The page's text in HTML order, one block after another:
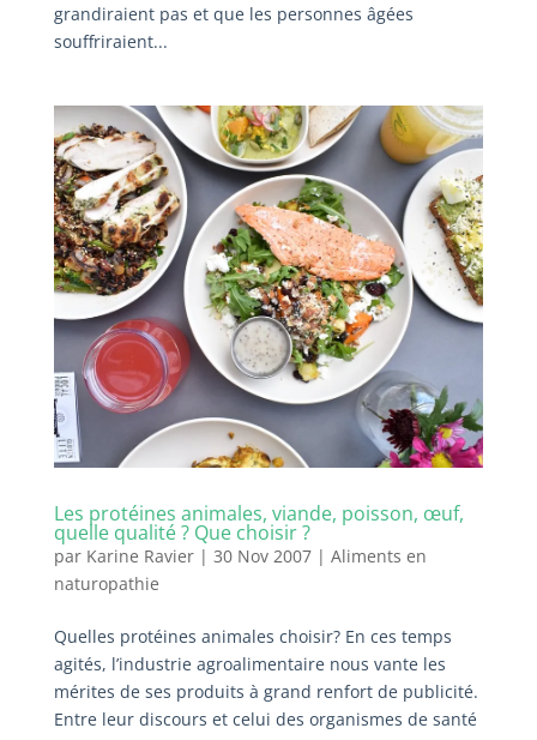
grandiraient pas et que les personnes âgées
souffriraient...
Les protéines animales, viande, poisson, œuf,
quelle qualité ? Que choisir ?
par Karine Ravier| 30 Nov 2007| Aliments en
naturopathie
Quelles protéines animales choisir? En ces temps
agités, l’industrie agroalimentaire nous vante les
mérites de ses produits à grand renfort de publicité.
Entre leur discours et celui des organismes de santé